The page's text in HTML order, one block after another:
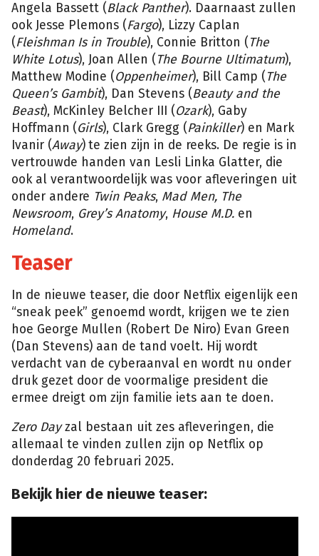
Angela Bassett (Black Panther). Daarnaast zullen
ook Jesse Plemons (Fargo), Lizzy Caplan
(Fleishman Is in Trouble), Connie Britton (The
White Lotus), Joan Allen (The Bourne Ultimatum),
Matthew Modine (Oppenheimer), Bill Camp (The
Queen’s Gambit), Dan Stevens (Beauty and the
Beast), McKinley Belcher III (Ozark), Gaby
Hoffmann (Girls), Clark Gregg (Painkiller) en Mark
Ivanir (Away)te zien zijn in de reeks. De regie is in
vertrouwde handen van Lesli Linka Glatter, die
ook al verantwoordelijk was voor afleveringen uit
onder andere Twin Peaks, Mad Men, The
Newsroom, Grey’s Anatomy, House M.D. en
Homeland.
Teaser
In de nieuwe teaser, die door Netflix eigenlijk een
“sneak peek” genoemd wordt, krijgen we te zien
hoe George Mullen (Robert De Niro) Evan Green
(Dan Stevens) aan de tand voelt. Hij wordt
verdacht van de cyberaanval en wordt nu onder
druk gezet door de voormalige president die
ermee dreigt om zijn familie iets aan te doen.
Zero Dayzal bestaan uit zes afleveringen, die
allemaal te vinden zullen zijn op Netflix op
donderdag 20 februari 2025.
Bekijk hier de nieuwe teaser: